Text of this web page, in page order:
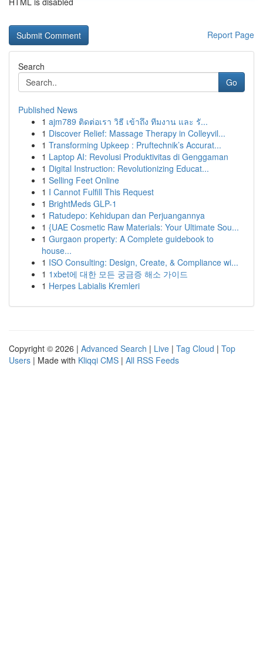
Report Page
Search
Go
Published News
1 ajm789 ติดต่อเรา วิธี เข้าถึง ทีมงาน และ รั...
1 Discover Relief: Massage Therapy in Colleyvil...
1 Transforming Upkeep : Pruftechnik’s Accurat...
1 Laptop AI: Revolusi Produktivitas di Genggaman
1 Digital Instruction: Revolutionizing Educat...
1 Selling Feet Online
1 I Cannot Fulfill This Request
1 BrightMeds GLP-1
1 Ratudepo: Kehidupan dan Perjuangannya
1 {UAE Cosmetic Raw Materials: Your Ultimate Sou...
1 Gurgaon property: A Complete guidebook to
house...
1 ISO Consulting: Design, Create, & Compliance wi...
1 1xbet에 대한 모든 궁금증 해소 가이드
1 Herpes Labialis Kremleri
Copyright © 2026 | Advanced Search | Live | Tag Cloud | Top
Users | Made with Kliqqi CMS | All RSS Feeds